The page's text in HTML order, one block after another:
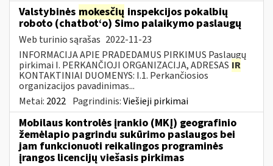
Valstybinės mokesčių inspekcijos pokalbių
roboto (chatbot‘o) Simo palaikymo paslaugų
Web turinio sąrašas 2022-11-23
INFORMACIJA APIE PRADEDAMUS PIRKIMUS Paslaugų
pirkimai I. PERKANČIOJI ORGANIZACIJA, ADRESAS IR
KONTAKTINIAI DUOMENYS: I.1. Perkančiosios
organizacijos pavadinimas...
Metai: 2022 Pagrindinis:Viešieji pirkimai
Mobilaus kontrolės įrankio (MKĮ) geografinio
žemėlapio pagrindu sukūrimo paslaugos bei
jam funkcionuoti reikalingos programinės
įrangos licencijų viešasis pirkimas